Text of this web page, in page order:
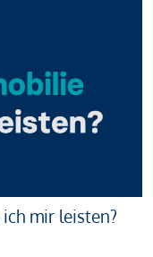
mir leisten?